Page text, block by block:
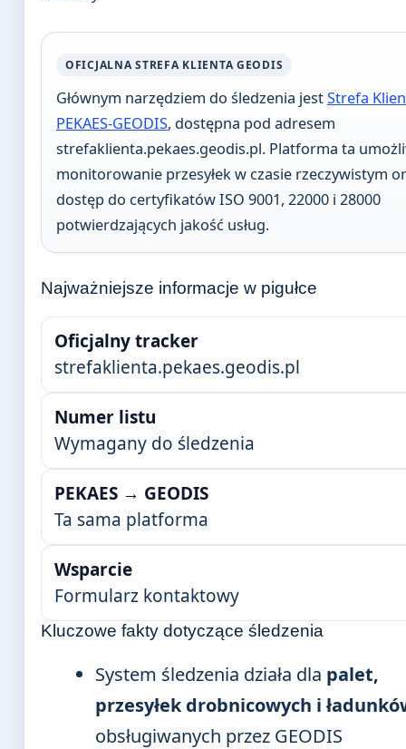
OFICJALNA STREFA KLIENTA GEODIS
Głównym narzędziem do śledzenia jestStrefa
PEKAES-GEODIS, dostępna pod adresem
strefaklienta.pekaes.geodis.pl. Platforma ta
monitorowanie przesyłek w czasie rzeczywistym
dostęp do certyfikatów ISO 9001, 22000 i 28000
potwierdzających jakość usług.
Najważniejsze informacje w pigułce
Oficjalny tracker
strefaklienta.pekaes.geodis.pl
Numer listu
Wymagany do śledzenia
PEKAES → GEODIS
Ta sama platforma
Wsparcie
Formularz kontaktowy
Kluczowe fakty dotyczące śledzenia
System śledzenia działa dla palet,
przesyłek drobnicowych i
obsługiwanych przez GEODIS